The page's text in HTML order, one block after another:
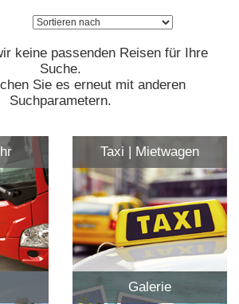
keine passenden Reisen für Ihre
Suche.
Sie es erneut mit anderen
Suchparametern.
Taxi | Mietwagen
Galerie